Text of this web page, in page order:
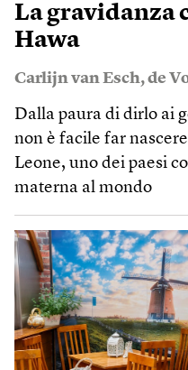
La gravidanza
Hawa
Carlijn van Esch,de
Dalla paura di dirlo ai
non è facile far
Leone, uno dei paesi
materna al mondo